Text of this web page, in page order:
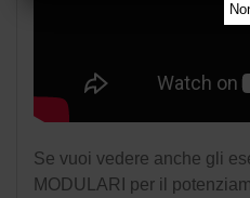
Se vuoi vedere anche gli
MODULARI per il